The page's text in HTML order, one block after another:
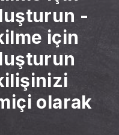
-
için
olarak